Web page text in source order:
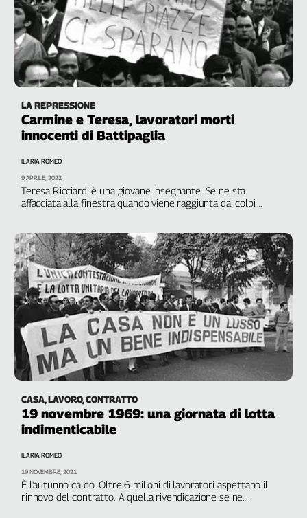
anni
Cgil
Collettiva
Academy
Collettiva
Rubriche
Collettiva
La
settimana
Collettiva
Sassolino
Linea
Economica
Tech
It
Easy
Inserti
Idea
InFlai
trasmissioni
Work
LA REPRESSIONE
Carmine e Teresa, lavoratori morti
innocenti di Battipaglia
Teresa Ricciardi è una giovane insegnante. Se ne sta
affacciata alla finestra quando viene raggiunta dai colpi.
chiedono pane e lavoro. Protestano contro la chiusura della
manifattura tabacchi e dello zuccherificio. Invece la polizia
spara e uccide
ILARIA ROMEO
9 APRILE, 2022
CASA, LAVORO, CONTRATTO
19 novembre 1969: una giornata di lotta
indimenticabile
È l'autunno caldo. Oltre 6 milioni di lavoratori aspettano il
rinnovo del contratto. A quella rivendicazione se ne
ILARIA ROMEO
19 NOVEMBRE, 2021